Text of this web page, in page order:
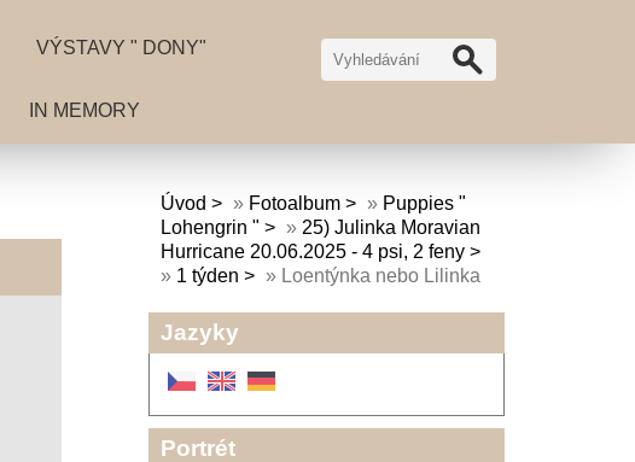
VÝSTAVY " DONY"
IN MEMORY
Úvod » Fotoalbum » Puppies "
Lohengrin "
» 25) Julinka Moravian
Hurricane 20.06.2025 - 4 psi, 2 feny
» 1 týden » Loentýnka nebo Lilinka
Jazyky
Portrét